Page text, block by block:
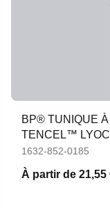
BP® TUNIQUE
TENCEL™
1632-852-0185
À partir de 21,55